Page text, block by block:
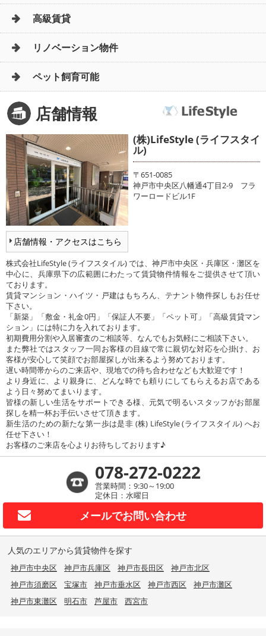
高級賃貸
リノベーション物件
ペット飼育可能
店舗情報
店舗情報・アクセスはこちら
(株)LifeStyle (ライフスタイ
ル)
〒651-0085
神戸市中央区八幡通4丁目2-9 フラ
ワーロードビル1F
株式会社LifeStyle (ライフスタイル) では、神戸市中央区・兵庫区・灘区を
中心に、兵庫県下の広範囲にわたって賃貸物件情報をご提供させて頂い
ております。
賃貸マンション・ハイツ・戸建はもちろん、テナント物件探しもお任せ
下さい。
「新築」「敷金・礼金0円」「保証人不要」「ペット可」「高級賃貸マン
ション」には特に力を入れております。
初期費用分割や入居審査のご相談等、なんでもお気軽にご相談下さい。
また弊社ではスタッフ一同お客様の目線で常に親切な対応を心掛け、お
客様が安心して笑顔でお部屋探しが出来るよう努めております。
遅い時間帯からのご来店や、現地での待ち合わせなども大歓迎です！
より身近に、より親身に、どんな時でも頼りにしてもらえるお店である
よう日々努めてまいります。
皆様の新しい生活をサポートできる様、元気で明るいスタッフがお部屋
探しを精一杯お手伝いさせて頂きます。
新生活のための新たな第一歩は是非 (株) LifeStyle (ライフスタイル) へお
任せ下さい！
お客様のご来店を心よりお待ちしております♪
078-272-0222
営業時間：9:30～19:00
定休日：水曜日
メールでお問い合わせ
人気のエリアから賃貸物件を探す
神戸市中央区 神戸市兵庫区 神戸市長田区
神戸市北区
神戸市須磨区
宝塚市 神戸市垂水区 神戸市西区
神戸市灘区
神戸市東灘区
明石市 芦屋市 西宮市